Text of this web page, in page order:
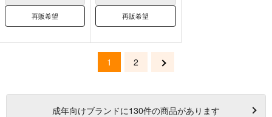
再販希望 再販希望
1 2
成年向けブランドに130件の商品があります